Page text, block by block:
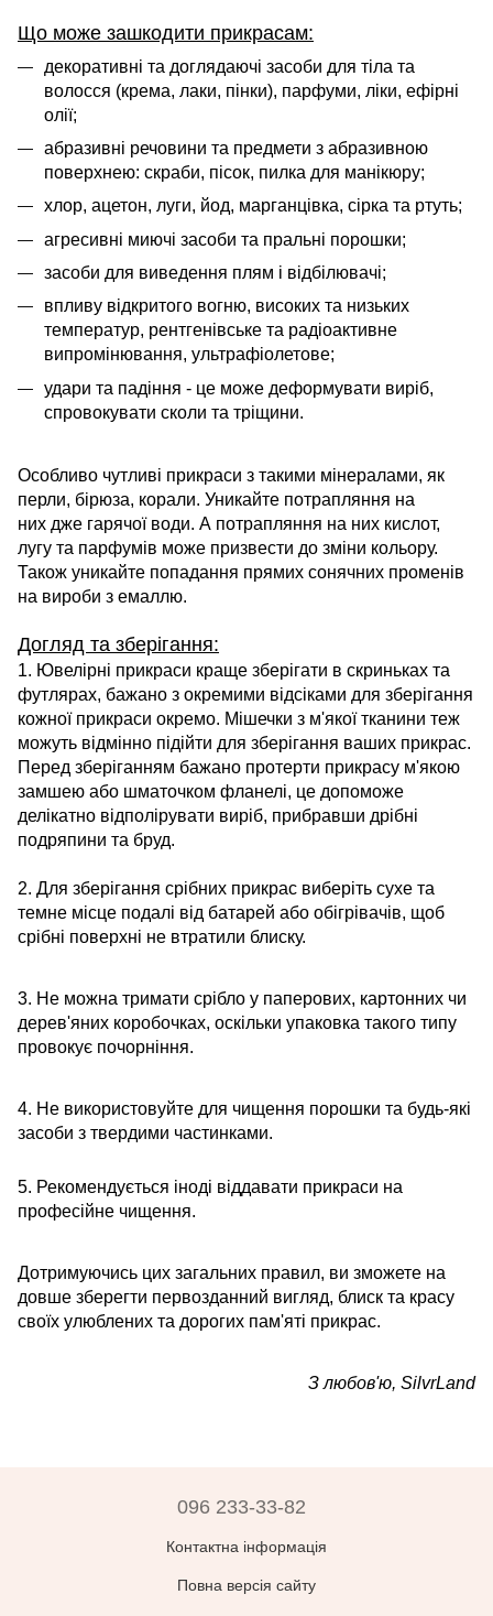
Що може зашкодити прикрасам:
декоративні та доглядаючі засоби для тіла та
волосся (крема, лаки, пінки), парфуми, ліки, ефірні
олії;
абразивні речовини та предмети з абразивною
поверхнею: скраби, пісок, пилка для манікюру;
хлор, ацетон, луги, йод, марганцівка, сірка та ртуть;
агресивні миючі засоби та пральні порошки;
засоби для виведення плям і відбілювачі;
впливу відкритого вогню, високих та низьких
температур, рентгенівське та радіоактивне
випромінювання, ультрафіолетове;
удари та падіння - це може деформувати виріб,
спровокувати сколи та тріщини.
Особливо чутливі прикраси з такими мінералами, як
перли, бірюза, корали. Уникайте потрапляння на
них дже гарячої води. А потрапляння на них кислот,
лугу та парфумів може призвести до зміни кольору.
Також уникайте попадання прямих сонячних променів
на вироби з емаллю.
Догляд та зберігання:
1. Ювелірні прикраси краще зберігати в скриньках та
футлярах, бажано з окремими відсіками для зберігання
кожної прикраси окремо. Мішечки з м'якої тканини теж
можуть відмінно підійти для зберігання ваших прикрас.
Перед зберіганням бажано протерти прикрасу м'якою
замшею або шматочком фланелі, це допоможе
делікатно відполірувати виріб, прибравши дрібні
подряпини та бруд.
2. Для зберігання срібних прикрас виберіть сухе та
темне місце подалі від батарей або обігрівачів, щоб
срібні поверхні не втратили блиску.
3. Не можна тримати срібло у паперових, картонних чи
дерев'яних коробочках, оскільки упаковка такого типу
провокує почорніння.
4. Не використовуйте для чищення порошки та будь-які
засоби з твердими частинками.
5. Рекомендується іноді віддавати прикраси на
професійне чищення.
Дотримуючись цих загальних правил, ви зможете на
довше зберегти первозданний вигляд, блиск та красу
своїх улюблених та дорогих пам'яті прикрас.
З любов'ю, SilvrLand
096 233-33-82
Контактна інформація
Повна версія сайту